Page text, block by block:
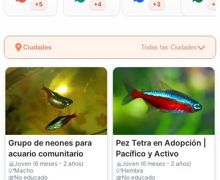
+5 +4 +3 +3
Ciudades Todas las Ciudades
Grupo de neones para
acuario comunitario
Joven (6 meses - 2 años)
Macho
No educado
Pez Tetra en Adopción |
Pacífico y Activo
Joven (6 meses - 2 años)
Hembra
No educado